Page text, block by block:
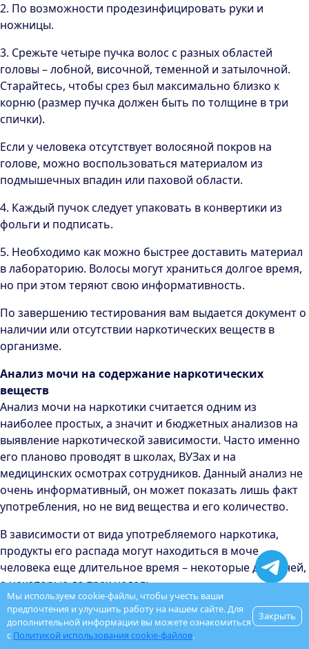
2. По возможности продезинфицировать руки и
ножницы.
3. Срежьте четыре пучка волос с разных областей
головы – лобной, височной, теменной и затылочной.
Старайтесь, чтобы срез был максимально близко к
корню (размер пучка должен быть по толщине в три
спички).
Если у человека отсутствует волосяной покров на
голове, можно воспользоваться материалом из
подмышечных впадин или паховой области.
4. Каждый пучок следует упаковать в конвертики из
фольги и подписать.
5. Необходимо как можно быстрее доставить материал
в лабораторию. Волосы могут храниться долгое время,
но при этом теряют свою информативность.
По завершению тестирования вам выдается документ о
наличии или отсутствии наркотических веществ в
организме.
Анализ мочи на содержание наркотических
веществ
Анализ мочи на наркотики считается одним из
наиболее простых, а значит и бюджетных анализов на
выявление наркотической зависимости. Часто именно
его планово проводят в школах, ВУЗах и на
медицинских осмотрах сотрудников. Данный анализ не
очень информативный, он может показать лишь факт
употребления, но не вид вещества и его количество.
В зависимости от вида употребляемого наркотика,
продукты его распада могут находиться в моче
человека еще длительное время – некоторые до 5 дней,
а некоторые до трех недель.
Тест на наркотики по слюне
Не менее распространенным вариантом проверки
человека на употребление наркотиков является тест по
Мы используем cookie-файлы, чтобы учесть ваши
предпочтения и улучшить работу на нашем сайте. Для
дополнительной информации вы можете ознакомиться
с Политикой использования cookie-файлов.
Закрыть